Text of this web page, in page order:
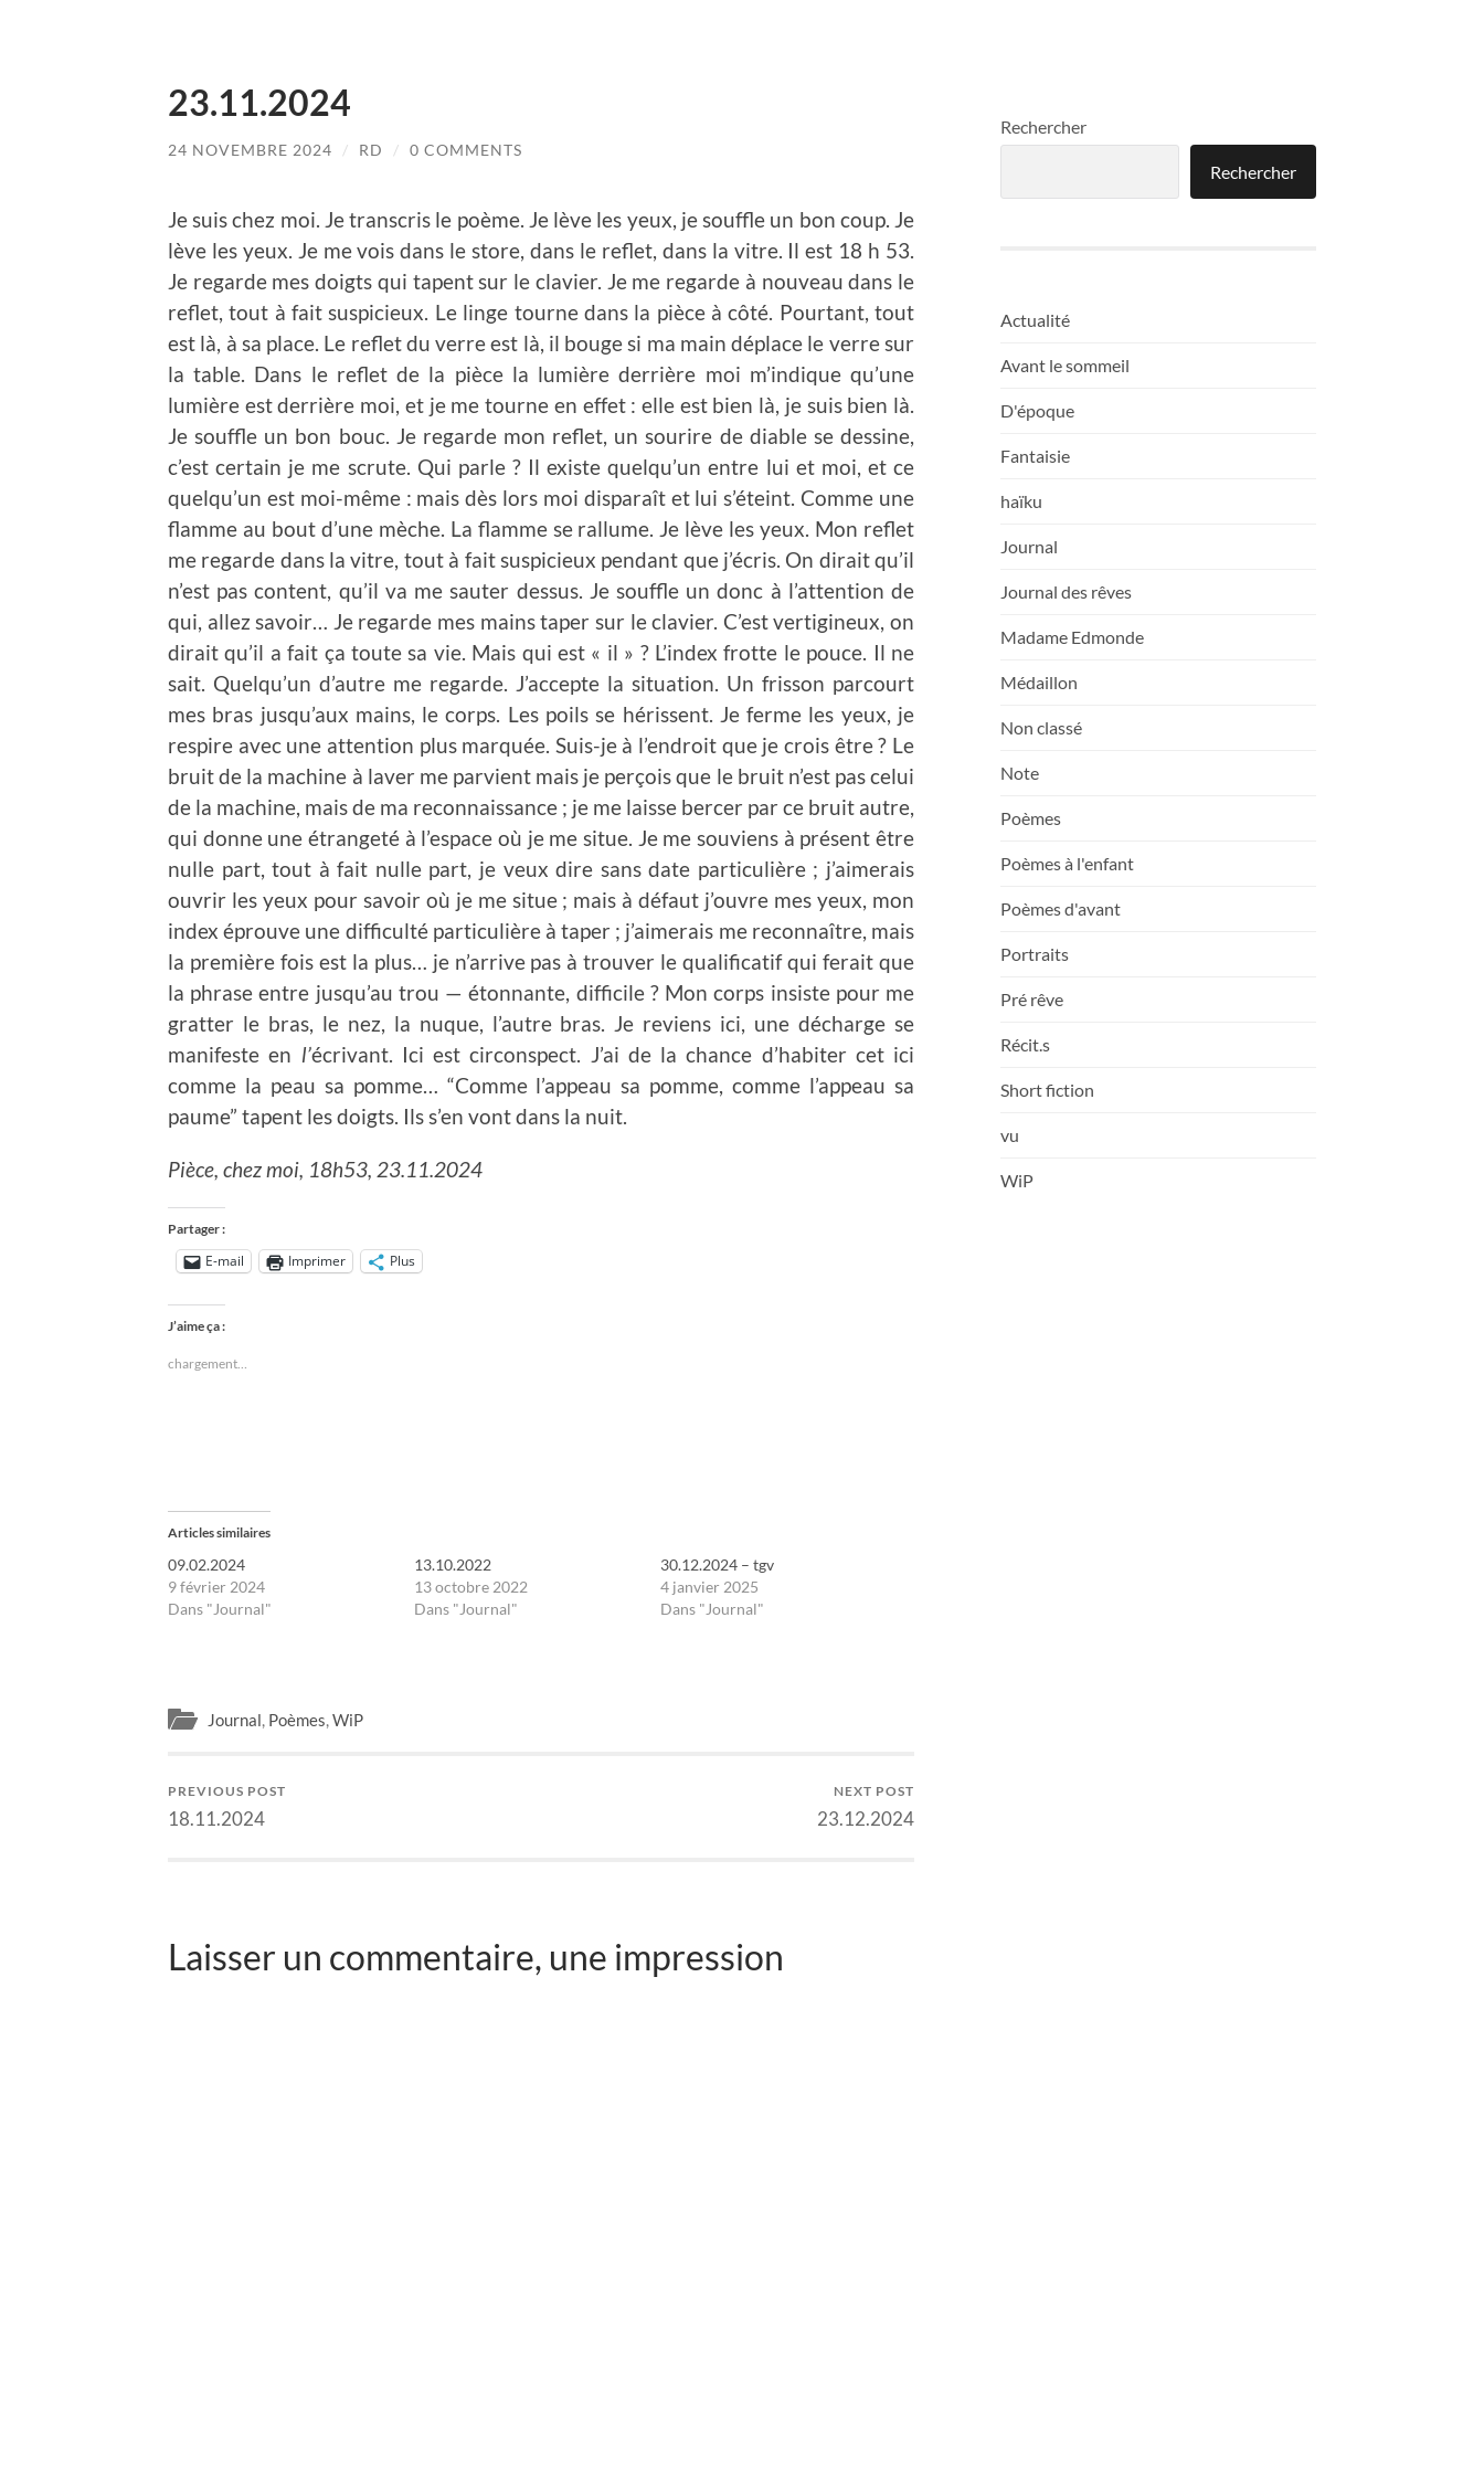
23.11.2024
24 NOVEMBRE 2024 / RD / 0 COMMENTS
Je suis chez moi. Je transcris le poème. Je lève les yeux, je souffle un bon coup. Je
lève les yeux. Je me vois dans le store, dans le reflet, dans la vitre. Il est 18 h 53.
Je regarde mes doigts qui tapent sur le clavier. Je me regarde à nouveau dans le
reflet, tout à fait suspicieux. Le linge tourne dans la pièce à côté. Pourtant, tout
est là, à sa place. Le reflet du verre est là, il bouge si ma main déplace le verre sur
la table. Dans le reflet de la pièce la lumière derrière moi m’indique qu’une
lumière est derrière moi, et je me tourne en effet : elle est bien là, je suis bien là.
Je souffle un bon bouc. Je regarde mon reflet, un sourire de diable se dessine,
c’est certain je me scrute. Qui parle ? Il existe quelqu’un entre lui et moi, et ce
quelqu’un est moi-même : mais dès lors moi disparaît et lui s’éteint. Comme une
flamme au bout d’une mèche. La flamme se rallume. Je lève les yeux. Mon reflet
me regarde dans la vitre, tout à fait suspicieux pendant que j’écris. On dirait qu’il
n’est pas content, qu’il va me sauter dessus. Je souffle un donc à l’attention de
qui, allez savoir… Je regarde mes mains taper sur le clavier. C’est vertigineux, on
dirait qu’il a fait ça toute sa vie. Mais qui est « il » ? L’index frotte le pouce. Il ne
sait. Quelqu’un d’autre me regarde. J’accepte la situation. Un frisson parcourt
mes bras jusqu’aux mains, le corps. Les poils se hérissent. Je ferme les yeux, je
respire avec une attention plus marquée. Suis-je à l’endroit que je crois être ? Le
bruit de la machine à laver me parvient mais je perçois que le bruit n’est pas celui
de la machine, mais de ma reconnaissance ; je me laisse bercer par ce bruit autre,
qui donne une étrangeté à l’espace où je me situe. Je me souviens à présent être
nulle part, tout à fait nulle part, je veux dire sans date particulière ; j’aimerais
ouvrir les yeux pour savoir où je me situe ; mais à défaut j’ouvre mes yeux, mon
index éprouve une difficulté particulière à taper ; j’aimerais me reconnaître, mais
la première fois est la plus… je n’arrive pas à trouver le qualificatif qui ferait que
la phrase entre jusqu’au trou — étonnante, difficile ? Mon corps insiste pour me
gratter le bras, le nez, la nuque, l’autre bras. Je reviens ici, une décharge se
manifeste en l’écrivant. Ici est circonspect. J’ai de la chance d’habiter cet ici
comme la peau sa pomme… “Comme l’appeau sa pomme, comme l’appeau sa
paume” tapent les doigts. Ils s’en vont dans la nuit.
Pièce, chez moi, 18h53, 23.11.2024
Partager :
E-mail Imprimer Plus
J’aime ça :
chargement…
Articles similaires
09.02.2024
9 février 2024
Dans "Journal"
13.10.2022
13 octobre 2022
Dans "Journal"
30.12.2024 – tgv
4 janvier 2025
Dans "Journal"
Journal, Poèmes,WiP
PREVIOUS POST
18.11.2024
NEXT POST
23.12.2024
Laisser un commentaire, une impression
Rechercher
Rechercher
Actualité
Avant le sommeil
D'époque
Fantaisie
haïku
Journal
Journal des rêves
Madame Edmonde
Médaillon
Non classé
Note
Poèmes
Poèmes à l'enfant
Poèmes d'avant
Portraits
Pré rêve
Récit.s
Short fiction
vu
WiP